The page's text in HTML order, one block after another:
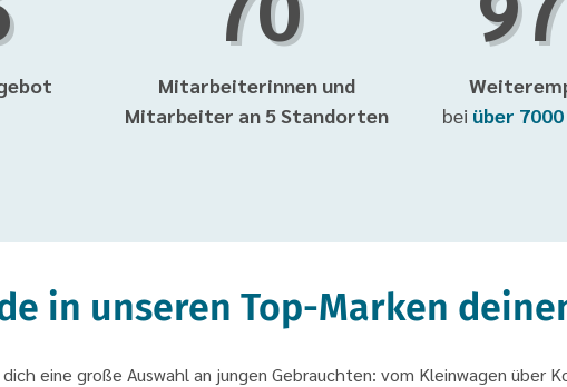
Mitarbeiterinnen und
Mitarbeiter an 5 Standorten
bei über
in unseren Top-Marken
eine große Auswahl an jungen Gebrauchten: vom Kleinwagen über